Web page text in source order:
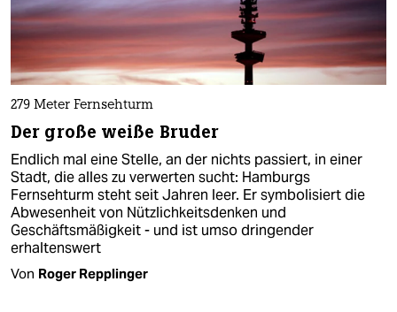
279 Meter Fernsehturm
Der große weiße Bruder
Endlich mal eine Stelle, an der nichts passiert, in einer
Stadt, die alles zu verwerten sucht: Hamburgs
Fernsehturm steht seit Jahren leer. Er symbolisiert die
Abwesenheit von Nützlichkeitsdenken und
Geschäftsmäßigkeit - und ist umso dringender
erhaltenswert
Von Roger Repplinger